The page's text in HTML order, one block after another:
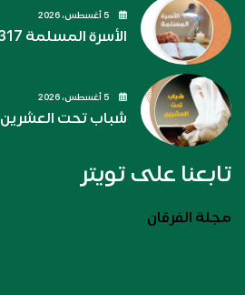
الأسرة المسلمة 1317
شباب تحت العشرين 1317
تابعنا على تويتر
مجلة الفرقان